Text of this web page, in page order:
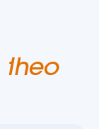
theo